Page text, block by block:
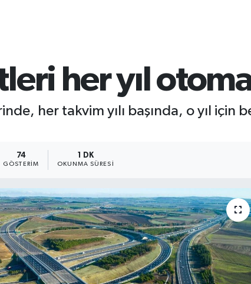
her yıl
her takvim yılı başında, o yıl
74
GÖSTERIM
1 DK
OKUNMA SÜRESI